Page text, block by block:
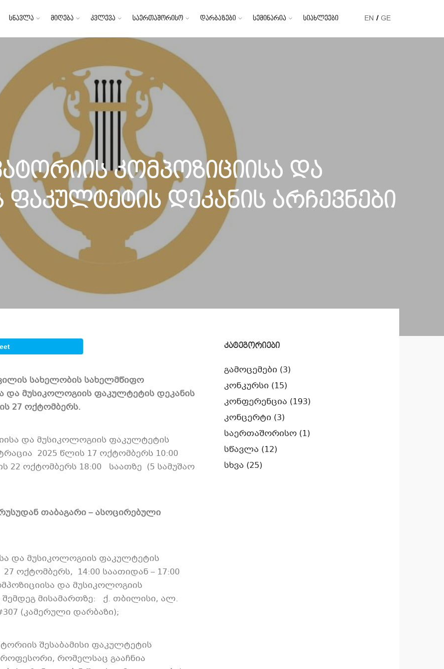
სწავლა მიღება კვლევა საერთაშორისო დარბაზები სემინარია სიახლეები EN GE
კომპოზიციისა და
დეკანის არჩევნები
სახელობის სახელმწიფო
და მუსიკოლოგიის ფაკულტეტის დეკანის
27 ოქტომბერს.
და მუსიკოლოგიის ფაკულტეტის
2025 წლის 17 ოქტომბერს 10:00
ოქტომბერს 18:00 საათზე (5 სამუშაო
თაბაგარი – ასოცირებული
და მუსიკოლოგიის ფაკულტეტის
ოქტომბერს, 14:00 საათიდან – 17:00
და მუსიკოლოგიის
მისამართზე: ქ. თბილისი, ალ.
(კამერული დარბაზი);
შესაბამისი ფაკულტეტის
რომელსაც გააჩნია
კატეგორიები
გამოცემები (3)
კონკურსი (15)
კონფერენცია (193)
კონცერტი (3)
საერთაშორისო(1)
სწავლა (12)
სხვა (25)